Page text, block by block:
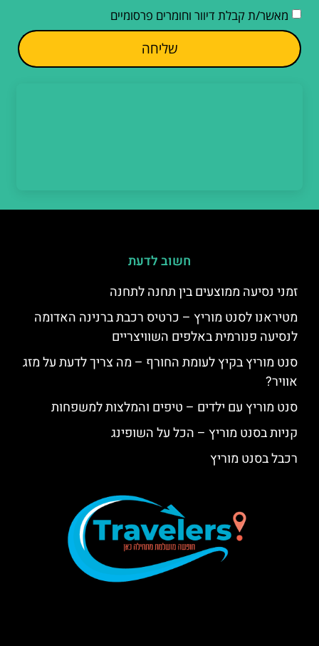
מאשר/ת קבלת דיוור וחומרים פרסומיים
שליחה
חשוב לדעת
זמני נסיעה ממוצעים בין תחנה לתחנה
מטיראנו לסנט מוריץ – כרטיס רכבת ברנינה האדומה
לנסיעה פנורמית באלפים השוויצריים
סנט מוריץ בקיץ לעומת החורף – מה צריך לדעת על מזג
אוויר?
סנט מוריץ עם ילדים – טיפים והמלצות למשפחות
קניות בסנט מוריץ – הכל על השופינג
רכבל בסנט מוריץ